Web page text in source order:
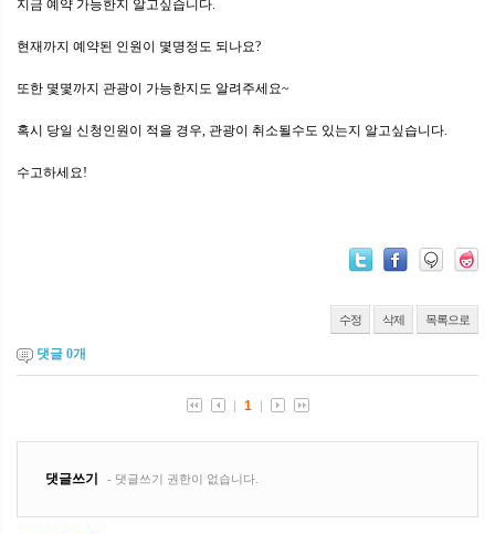
지금 예약 가능한지 알고싶습니다.
현재까지 예약된 인원이 몇명정도 되나요?
또한 몇몇까지 관광이 가능한지도 알려주세요~
혹시 당일 신청인원이 적을 경우, 관광이 취소될수도 있는지 알고싶습니다.
수고하세요!
수정 삭제 목록으로
댓글 0개